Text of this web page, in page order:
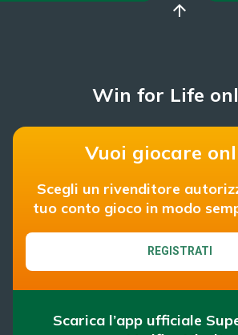
arrow_upward
Win for Life
Vuoi giocare
Scegli un rivenditore
tuo conto gioco in modo
REGISTRATI
Scarica l’app ufficiale